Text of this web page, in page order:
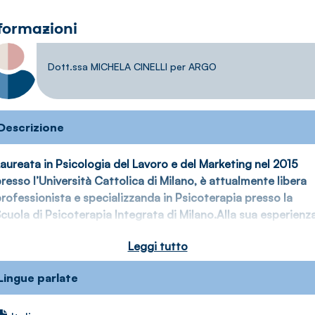
Dott.ssa MICHELA CINELLI per ARGO
in Psicologia del Lavoro e del Marketing nel 2015
l’Università Cattolica di Milano, è attualmente libera
e specializzanda in Psicoterapia presso la
di Psicoterapia Integrata di Milano.Alla sua
psicologico e coaching individuale, occupandosi di tematiche
a fasi di transizione, difficoltà relazionali,
assertiva, autostima e identità personale, con
sguardo attento alla persona anche nel suo contesto
Leggi tutto
parlate